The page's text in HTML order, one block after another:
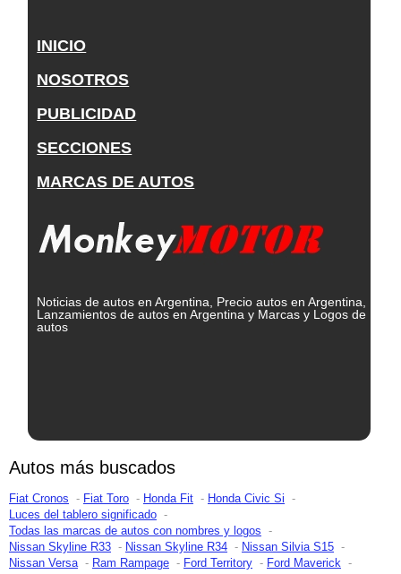
INICIO
NOSOTROS
PUBLICIDAD
SECCIONES
MARCAS DE AUTOS
Noticias de autos en Argentina, Precio autos en Argentina,
Lanzamientos de autos en Argentina y Marcas y Logos de
autos
Autos más buscados
Fiat Cronos Fiat Toro Honda Fit
Honda Civic Si
Luces del tablero significado
Todas las marcas de autos con nombres y logos
Nissan Skyline R33
Nissan Skyline R34
Nissan Silvia S15
Nissan Versa
Ram Rampage Ford Territory
Ford Maverick